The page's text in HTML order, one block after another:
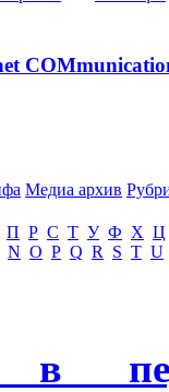
Медиа архив
П Р С Т У Ф Х Ц
N O P Q R S T U